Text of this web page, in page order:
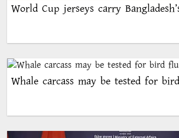
World Cup jerseys carry
Whale carcass may be tested for